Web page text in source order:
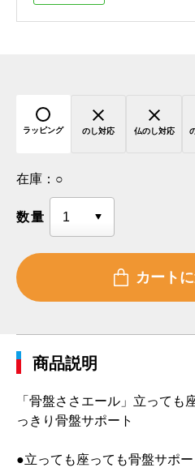
ラッピング のし対応 仏のし対応
在庫： ○
数量
商品説明
「骨盤ささエール」立っても
っきり骨盤サポート
●立っても座っても骨盤サポー